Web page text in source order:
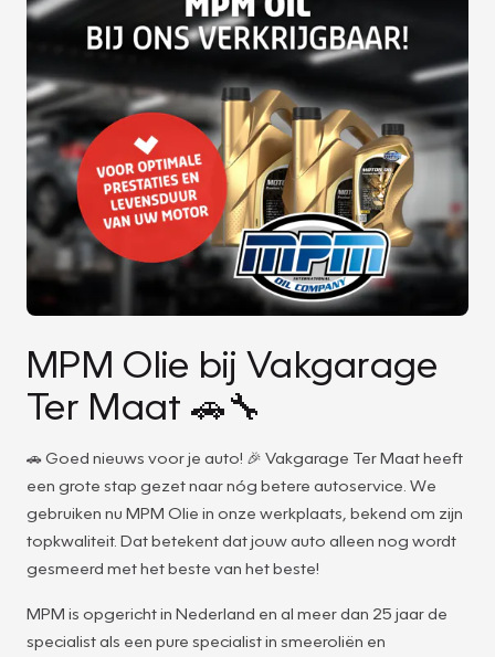
MPM Olie bij Vakgarage
Ter Maat 🚗🔧
🚗 Goed nieuws voor je auto! 🎉 Vakgarage Ter Maat heeft
een grote stap gezet naar nóg betere autoservice. We
gebruiken nu MPM Olie in onze werkplaats, bekend om zijn
topkwaliteit. Dat betekent dat jouw auto alleen nog wordt
gesmeerd met het beste van het beste!
MPM is opgericht in Nederland en al meer dan 25 jaar de
specialist als een pure specialist in smeeroliën en